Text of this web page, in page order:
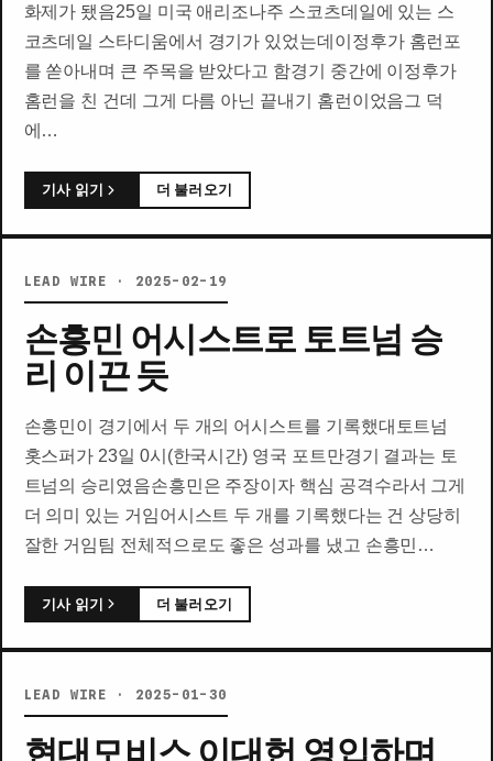
화제가 됐음25일 미국 애리조나주 스코츠데일에 있는 스
코츠데일 스타디움에서 경기가 있었는데이정후가 홈런포
를 쏟아내며 큰 주목을 받았다고 함경기 중간에 이정후가
홈런을 친 건데 그게 다름 아닌 끝내기 홈런이었음그 덕
에…
기사 읽기 더 불러오기
LEAD WIRE · 2025-02-19
손흥민 어시스트로 토트넘 승
리 이끈 듯
손흥민이 경기에서 두 개의 어시스트를 기록했대토트넘
홋스퍼가 23일 0시(한국시간) 영국 포트만경기 결과는 토
트넘의 승리였음손흥민은 주장이자 핵심 공격수라서 그게
더 의미 있는 거임어시스트 두 개를 기록했다는 건 상당히
잘한 거임팀 전체적으로도 좋은 성과를 냈고 손흥민…
기사 읽기 더 불러오기
LEAD WIRE · 2025-01-30
현대모비스 이대헌 영입하며